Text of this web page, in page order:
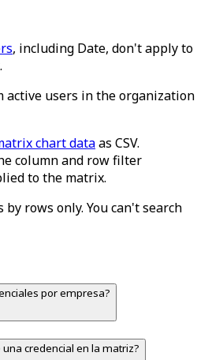
, including Date, don't apply to
active users in the organization
chart dataas CSV.
column and row filter
to the matrix.
rows only. You can't search
por empresa?
credencial en la matriz?